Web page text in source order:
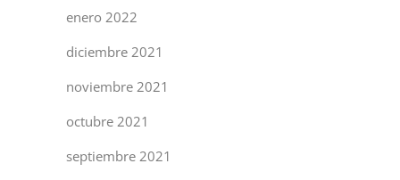
enero 2022
diciembre 2021
noviembre 2021
octubre 2021
septiembre 2021